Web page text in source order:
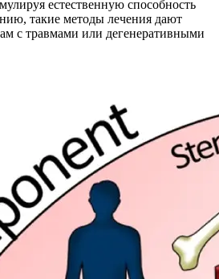
естественную способность
такие методы лечения дают
с травмами или дегенеративными